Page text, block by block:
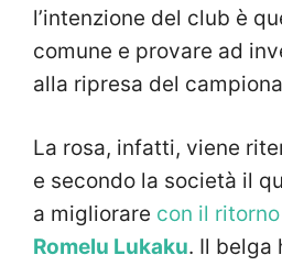
l’intenzione del club è
comune e provare ad
alla ripresa del
La rosa, infatti, viene
e secondo la società il
a migliorare con il
Romelu Lukaku. Il belga